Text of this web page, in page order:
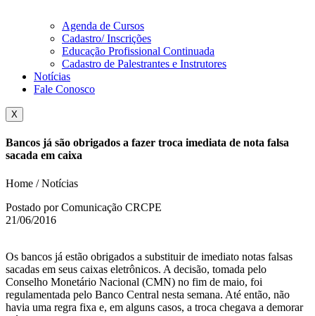
Agenda de Cursos
Cadastro/ Inscrições
Educação Profissional Continuada
Cadastro de Palestrantes e Instrutores
Notícias
Fale Conosco
X
Bancos já são obrigados a fazer troca imediata de nota falsa
sacada em caixa
Home / Notícias
Postado por Comunicação CRCPE
21/06/2016
Os bancos já estão obrigados a substituir de imediato notas falsas
sacadas em seus caixas eletrônicos. A decisão, tomada pelo
Conselho Monetário Nacional (CMN) no fim de maio, foi
regulamentada pelo Banco Central nesta semana. Até então, não
havia uma regra fixa e, em alguns casos, a troca chegava a demorar